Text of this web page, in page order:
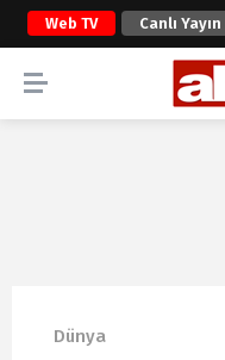
Web TV Canlı Yayın
Dünya